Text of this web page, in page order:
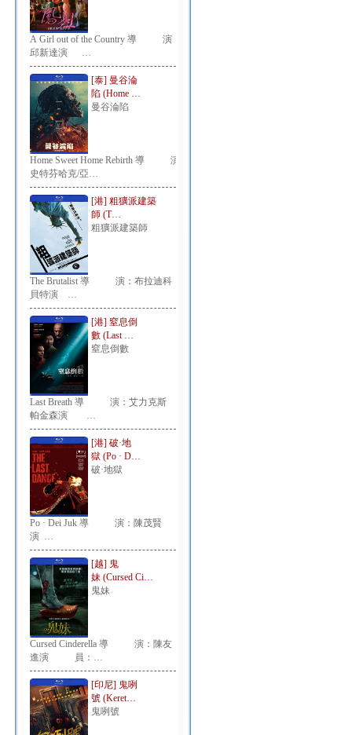
A Girl out of the Country 導 演：
邱新達演 …
[泰] 曼谷淪
陷 (Home …
曼谷淪陷
Home Sweet Home Rebirth 導 演：
史特芬哈克/亞…
[港] 粗獷派建築
師 (T…
粗獷派建築師
The Brutalist 導 演：布拉迪科
貝特演 …
[港] 窒息倒
數 (Last …
窒息倒數
Last Breath 導 演：艾力克斯
帕金森演 …
[港] 破·地
獄 (Po · D…
破·地獄
Po · Dei Juk 導 演：陳茂賢
演 …
[越] 鬼
妹 (Cursed Ci…
鬼妹
Cursed Cinderella 導 演：陳友
進演 員：…
[印尼] 鬼咧
號 (Keret…
鬼咧號